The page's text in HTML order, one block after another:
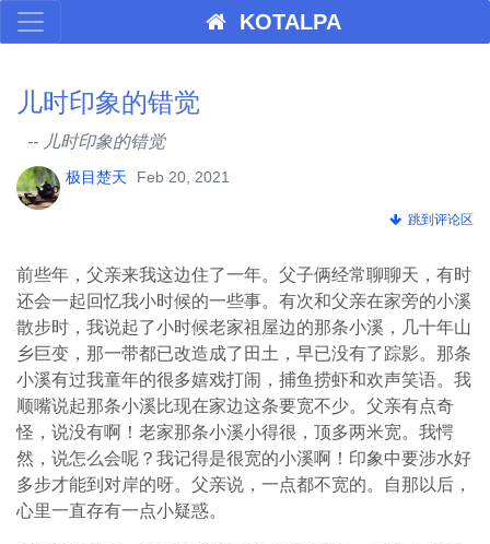
KOTALPA
儿时印象的错觉
-- 儿时印象的错觉
极目楚天 Feb 20, 2021
跳到评论区
前些年，父亲来我这边住了一年。父子俩经常聊聊天，有时
还会一起回忆我小时候的一些事。有次和父亲在家旁的小溪
散步时，我说起了小时候老家祖屋边的那条小溪，几十年山
乡巨变，那一带都已改造成了田土，早已没有了踪影。那条
小溪有过我童年的很多嬉戏打闹，捕鱼捞虾和欢声笑语。我
顺嘴说起那条小溪比现在家边这条要宽不少。父亲有点奇
怪，说没有啊！老家那条小溪小得很，顶多两米宽。我愕
然，说怎么会呢？我记得是很宽的小溪啊！印象中要涉水好
多步才能到对岸的呀。父亲说，一点都不宽的。自那以后，
心里一直存有一点小疑惑。